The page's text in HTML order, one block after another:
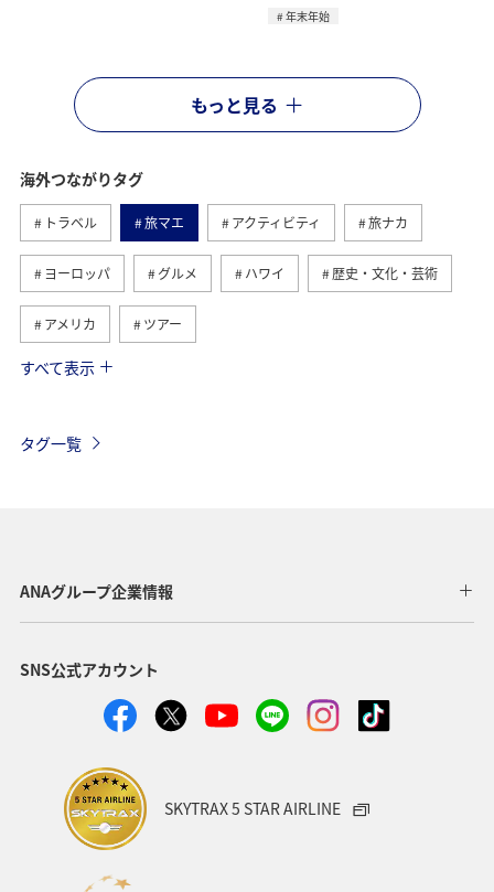
年末年始
もっと見る
海外つながりタグ
トラベル 旅マエ アクティビティ 旅ナカ
ヨーロッパ グルメ ハワイ 歴史・文化・芸術
アメリカ ツアー
ANA釣り倶楽部
台湾 世界遺産 オセアニア 冬 イタリア
カナダ 香港
インドネシア ベルギー 川 自然・植物
スイス
フィリピン
マイルを使う
すべて表示
タグ一覧
ANAグループ企業情報
SNS公式アカウント
SKYTRAX 5 STAR AIRLINE